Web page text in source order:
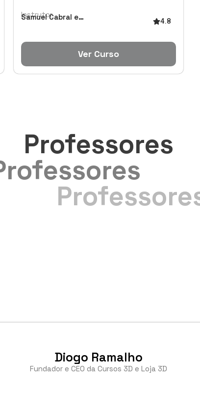
Instrutor
Samuel Cabral e 4.8
Ver Curso
Professores
Diogo Ramalho
Fundador e CEO da Cursos 3D e Loja 3D